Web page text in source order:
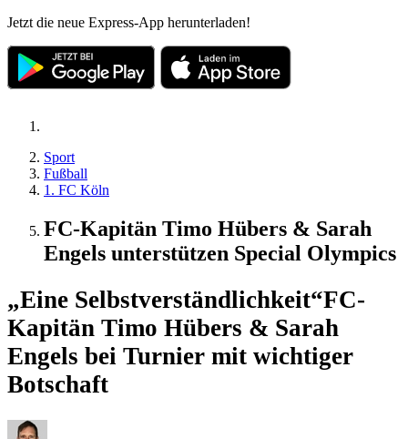
Jetzt die neue Express-App herunterladen!
Sport
Fußball
1. FC Köln
FC-Kapitän Timo Hübers & Sarah
Engels unterstützen Special Olympics
„Eine Selbstverständlichkeit“FC-
Kapitän Timo Hübers & Sarah
Engels bei Turnier mit wichtiger
Botschaft